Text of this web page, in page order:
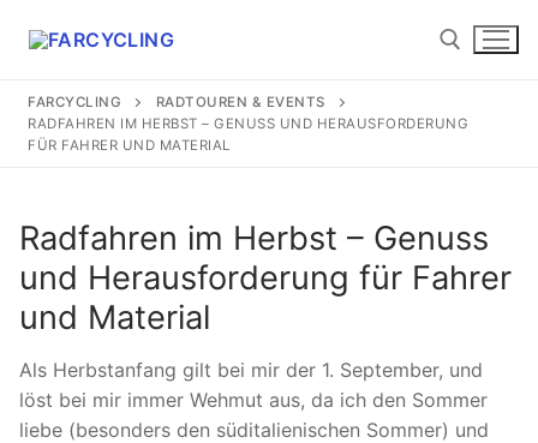
Inhalt
Suchen
nach:
Startseite
About
FARCYCLING
RADTOUREN & EVENTS
RADFAHREN IM HERBST – GENUSS UND HERAUSFORDERUNG
FÜR FAHRER UND MATERIAL
Radfahren im Herbst – Genuss
und Herausforderung für Fahrer
und Material
Als Herbstanfang gilt bei mir der 1. September, und
löst bei mir immer Wehmut aus, da ich den Sommer
liebe (besonders den süditalienischen Sommer) und